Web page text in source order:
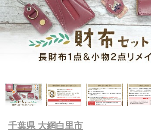
千葉県 大網白里市